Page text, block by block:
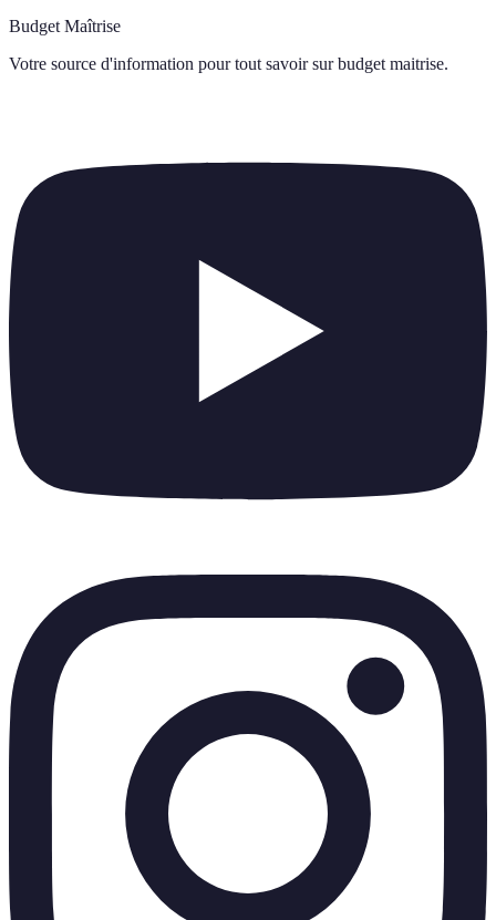
Budget Maîtrise
Votre source d'information pour tout savoir sur budget maitrise.